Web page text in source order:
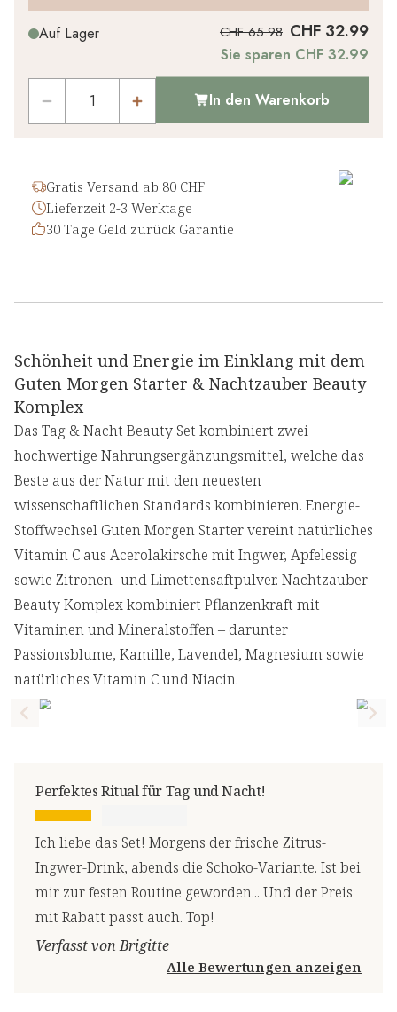
Auf Lager CHF 65.98 CHF 32.99
Sie sparen CHF 32.99
In den Warenkorb
Gratis Versand ab 80 CHF
Lieferzeit 2-3 Werktage
30 Tage Geld zurück Garantie
Schönheit und Energie im Einklang mit dem
Guten Morgen Starter & Nachtzauber Beauty
Komplex
Das Tag & Nacht Beauty Set kombiniert zwei
hochwertige Nahrungsergänzungsmittel, welche das
Beste aus der Natur mit den neuesten
wissenschaftlichen Standards kombinieren. Energie-
Stoffwechsel Guten Morgen Starter vereint natürliches
Vitamin C aus Acerolakirsche mit Ingwer, Apfelessig
sowie Zitronen- und Limettensaftpulver. Nachtzauber
Beauty Komplex kombiniert Pflanzenkraft mit
Vitaminen und Mineralstoffen – darunter
Passionsblume, Kamille, Lavendel, Magnesium sowie
natürliches Vitamin C und Niacin.
Previous slide
Perfektes Ritual für Tag und Nacht!
Ich liebe das Set! Morgens der frische Zitrus-
Ingwer-Drink, abends die Schoko-Variante. Ist bei
mir zur festen Routine geworden... Und der Preis
mit Rabatt passt auch. Top!
Verfasst von Brigitte
Alle Bewertungen anzeigen